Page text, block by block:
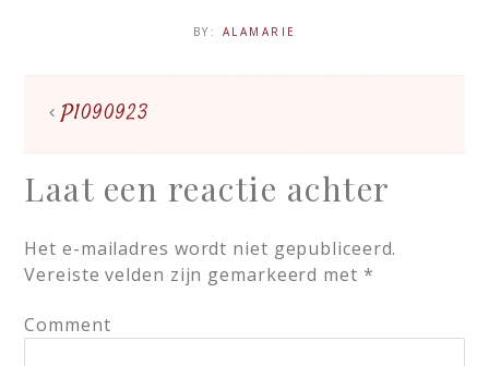
BY: ALAMARIE
P1090923
Laat een reactie achter
Het e-mailadres wordt niet gepubliceerd.
Vereiste velden zijn gemarkeerd met *
Comment